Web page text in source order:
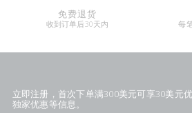
免费退货
收到订单后30天内 每
立即注册，首次下单满300美元可享30美元
独家优惠等信息。